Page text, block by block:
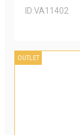
ID:VA11402
OUTLET